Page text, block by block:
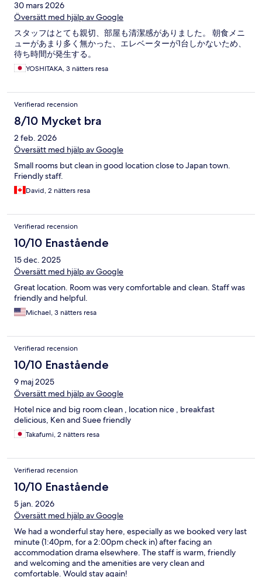
30 mars 2026
Översätt med hjälp av Google
スタッフはとても親切、部屋も清潔感がありました。 朝食メニ
ューがあまり多く無かった、エレベーターが1台しかないため、
待ち時間が発生する。
YOSHITAKA, 3 nätters resa
Verifierad recension
8/10 Mycket bra
2 feb. 2026
Översätt med hjälp av Google
Small rooms but clean in good location close to Japan town.
Friendly staff.
David, 2 nätters resa
Verifierad recension
10/10 Enastående
15 dec. 2025
Översätt med hjälp av Google
Great location. Room was very comfortable and clean. Staff was
friendly and helpful.
Michael, 3 nätters resa
Verifierad recension
10/10 Enastående
9 maj 2025
Översätt med hjälp av Google
Hotel nice and big room clean , location nice , breakfast
delicious, Ken and Suee friendly
Takafumi, 2 nätters resa
Verifierad recension
10/10 Enastående
5 jan. 2026
Översätt med hjälp av Google
We had a wonderful stay here, especially as we booked very last
minute (1:40pm, for a 2:00pm check in) after facing an
accommodation drama elsewhere. The staff is warm, friendly
and welcoming and the amenities are very clean and
comfortable. Would stay again!